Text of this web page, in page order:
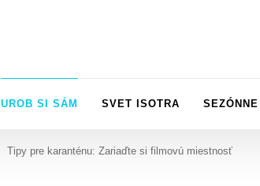
UROB SI SÁM SVET ISOTRA
->
Tipy pre karanténu: Zariaďte si filmovú miestnosť